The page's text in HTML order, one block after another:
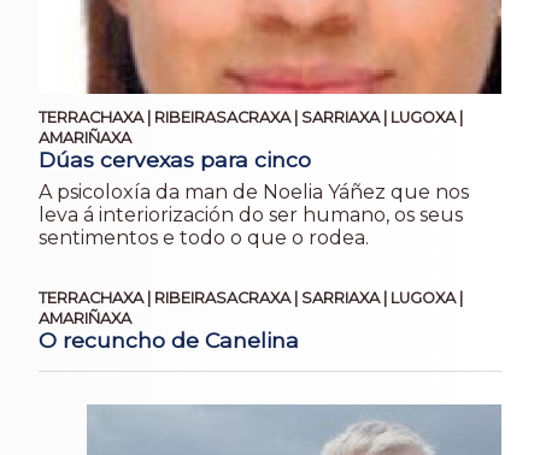
TERRACHAXA | RIBEIRASACRAXA | SARRIAXA | LUGOXA |
AMARIÑAXA
Dúas cervexas para cinco
A psicoloxía da man de Noelia Yáñez que nos
leva á interiorización do ser humano, os seus
sentimentos e todo o que o rodea.
TERRACHAXA | RIBEIRASACRAXA | SARRIAXA | LUGOXA |
AMARIÑAXA
O recuncho de Canelina